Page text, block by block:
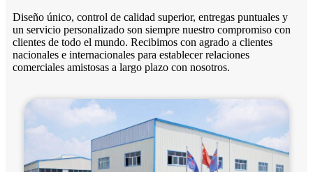
Diseño único, control de calidad superior, entregas puntuales y
un servicio personalizado son siempre nuestro compromiso con
clientes de todo el mundo. Recibimos con agrado a clientes
nacionales e internacionales para establecer relaciones
comerciales amistosas a largo plazo con nosotros.